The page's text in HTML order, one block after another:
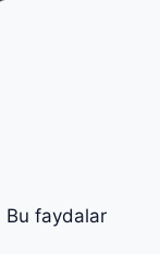
Bu faydalar